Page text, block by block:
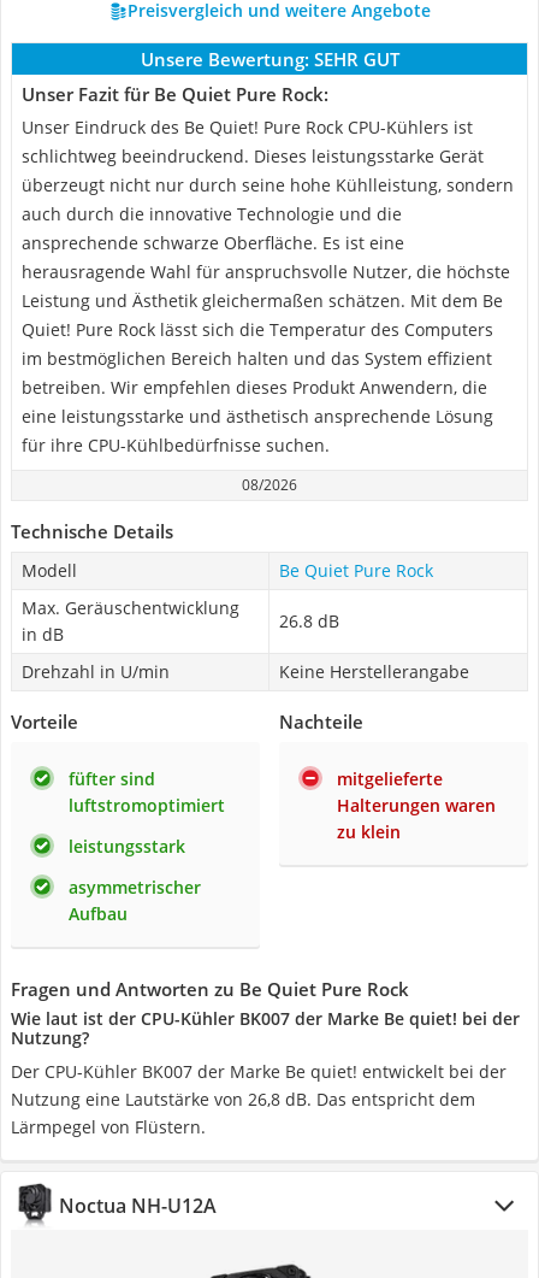
Preisvergleich und weitere Angebote
Unsere Bewertung: SEHR GUT
Unser Fazit für Be Quiet Pure Rock:
Unser Eindruck des Be Quiet! Pure Rock CPU-Kühlers ist
schlichtweg beeindruckend. Dieses leistungsstarke Gerät
überzeugt nicht nur durch seine hohe Kühlleistung, sondern
auch durch die innovative Technologie und die
ansprechende schwarze Oberfläche. Es ist eine
herausragende Wahl für anspruchsvolle Nutzer, die höchste
Leistung und Ästhetik gleichermaßen schätzen. Mit dem Be
Quiet! Pure Rock lässt sich die Temperatur des Computers
im bestmöglichen Bereich halten und das System effizient
betreiben. Wir empfehlen dieses Produkt Anwendern, die
eine leistungsstarke und ästhetisch ansprechende Lösung
für ihre CPU-Kühlbedürfnisse suchen.
08/2026
Technische Details
Modell
Be Quiet Pure Rock
Max. Geräuschentwicklung
in dB
26.8 dB
Drehzahl in U/min Keine Herstellerangabe
Vorteile
füfter sind
luftstromoptimiert
leistungsstark
asymmetrischer
Aufbau
Nachteile
mitgelieferte
Halterungen waren
zu klein
Fragen und Antworten zu Be Quiet Pure Rock
Wie laut ist der CPU-Kühler BK007 der Marke Be quiet! bei der
Nutzung?
Der CPU-Kühler BK007 der Marke Be quiet! entwickelt bei der
Nutzung eine Lautstärke von 26,8 dB. Das entspricht dem
Lärmpegel von Flüstern.
Noctua NH-U12A